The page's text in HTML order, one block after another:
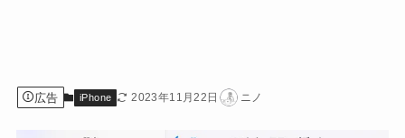
広告 iPhone 2023年11月22日 ニノ